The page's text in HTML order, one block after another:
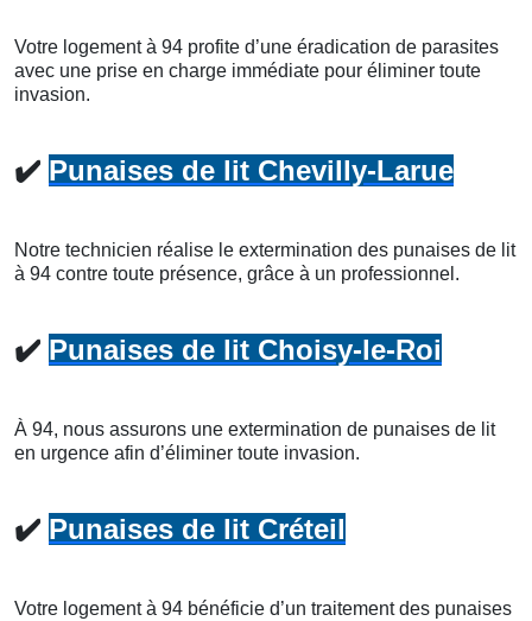
Votre logement à 94 profite d’une éradication de parasites
avec une prise en charge immédiate pour éliminer toute
invasion.
✔️ Punaises de lit Chevilly-Larue
Notre technicien réalise le extermination des punaises de lit
à 94 contre toute présence, grâce à un professionnel.
✔️ Punaises de lit Choisy-le-Roi
À 94, nous assurons une extermination de punaises de lit
en urgence afin d’éliminer toute invasion.
✔️ Punaises de lit Créteil
Votre logement à 94 bénéficie d’un traitement des punaises